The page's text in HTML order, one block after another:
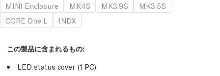
MINI Enclosure
MK4S MK3.9S
MK3.5S
CORE One L
INDX
この製品に含まれるもの:
LED status cover (1 PC)